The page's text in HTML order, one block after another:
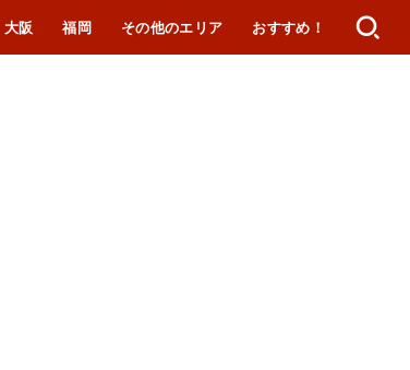
大阪 福岡 その他のエリア おすすめ！